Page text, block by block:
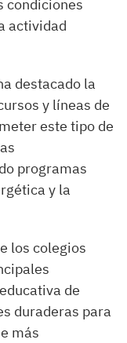
condiciones
actividad
destacado la
y líneas de
este tipo de
programas
y la
los colegios
de
duraderas para
más